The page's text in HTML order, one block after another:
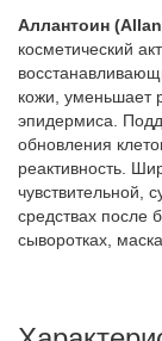
Аллантоин
косметический
кожи, уменьшает
эпидермиса.
обновления
реактивность.
чувствительной,
средствах после
сыворотках,